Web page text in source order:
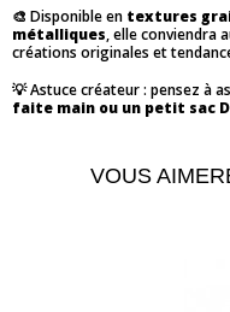
🎨 Disponible en textures
métalliques, elle conviendra
créations originales et
💡 Astuce créateur : pensez à
faite main ou un petit sac
VOUS